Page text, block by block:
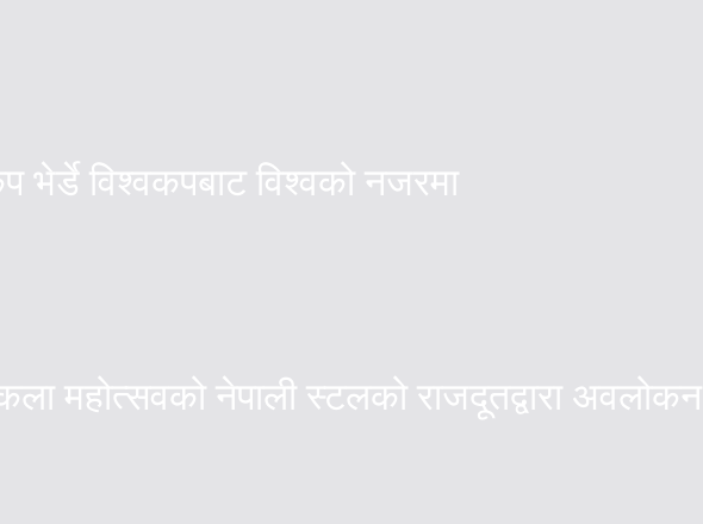
विश्वकपबाट विश्वको नजरमा
महोत्सवको नेपाली स्टलको राजदूतद्वारा अवलोकन